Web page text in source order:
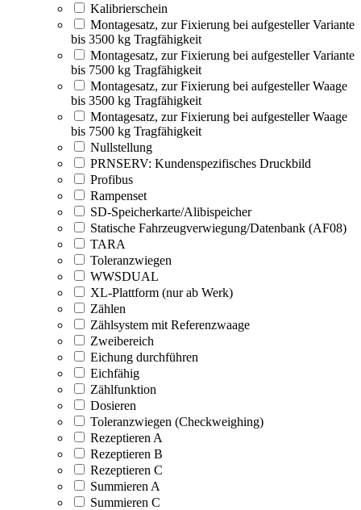
Kalibrierschein
Montagesatz, zur Fixierung bei aufgesteller Variante
bis 3500 kg Tragfähigkeit
Montagesatz, zur Fixierung bei aufgesteller Variante
bis 7500 kg Tragfähigkeit
Montagesatz, zur Fixierung bei aufgesteller Waage
bis 3500 kg Tragfähigkeit
Montagesatz, zur Fixierung bei aufgesteller Waage
bis 7500 kg Tragfähigkeit
Nullstellung
PRNSERV: Kundenspezifisches Druckbild
Profibus
Rampenset
SD-Speicherkarte/Alibispeicher
Statische Fahrzeugverwiegung/Datenbank (AF08)
TARA
Toleranzwiegen
WWSDUAL
XL-Plattform (nur ab Werk)
Zählen
Zählsystem mit Referenzwaage
Zweibereich
Eichung durchführen
Eichfähig
Zählfunktion
Dosieren
Toleranzwiegen (Checkweighing)
Rezeptieren A
Rezeptieren B
Rezeptieren C
Summieren A
Summieren C